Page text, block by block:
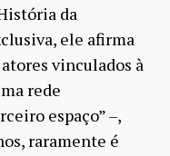
da
ele afirma
vinculados à
rede
espaço” –,
raramente é